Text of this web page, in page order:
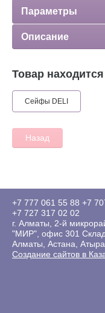
Параметры
Описание
Товар
Сейфы DELI
Назад
+7 777 061 55 88 +7
+7 727 317 02 02
г. Алматы, 2-й
"МИР", офис 301
Алматы, Астана,
Создание сайтов в